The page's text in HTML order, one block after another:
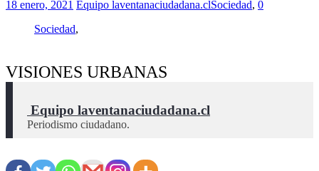
18 enero, 2021 Equipo laventanaciudadana.clSociedad, 0
Sociedad,
VISIONES URBANAS
Equipo laventanaciudadana.cl
Periodismo ciudadano.